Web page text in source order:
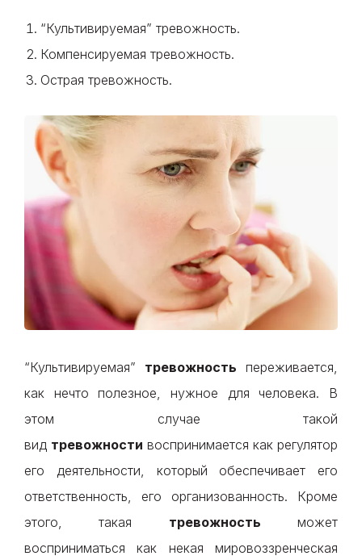
“Культивируемая” тревожность.
Компенсируемая тревожность.
Острая тревожность.
“Культивируемая” тревожность переживается,
как нечто полезное, нужное для человека. В
этом случае такой
вид тревожности воспринимается как регулятор
его деятельности, который обеспечивает его
ответственность, его организованность. Кроме
этого, такая тревожность может
восприниматься как некая мировоззренческая